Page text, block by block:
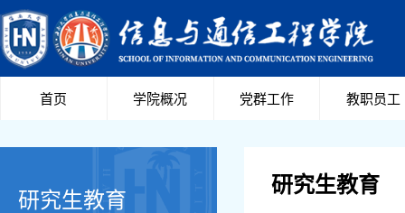
首页 学院概况 党群工作 教职员工
研究生教育
研究生教育